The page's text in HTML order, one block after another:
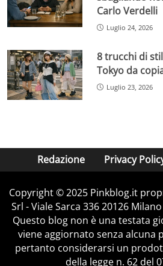
Carlo Verdelli
Luglio 24, 2026
8 trucchi di
Tokyo da
Luglio 23, 2026
Redazione Privacy
Copyright © 2025 Pinkblog.it
Srl - Viale Sarca 336 20126
Questo blog non è una testata
viene aggiornato senza alcuna
pertanto considerarsi un
della legge n. 62 del